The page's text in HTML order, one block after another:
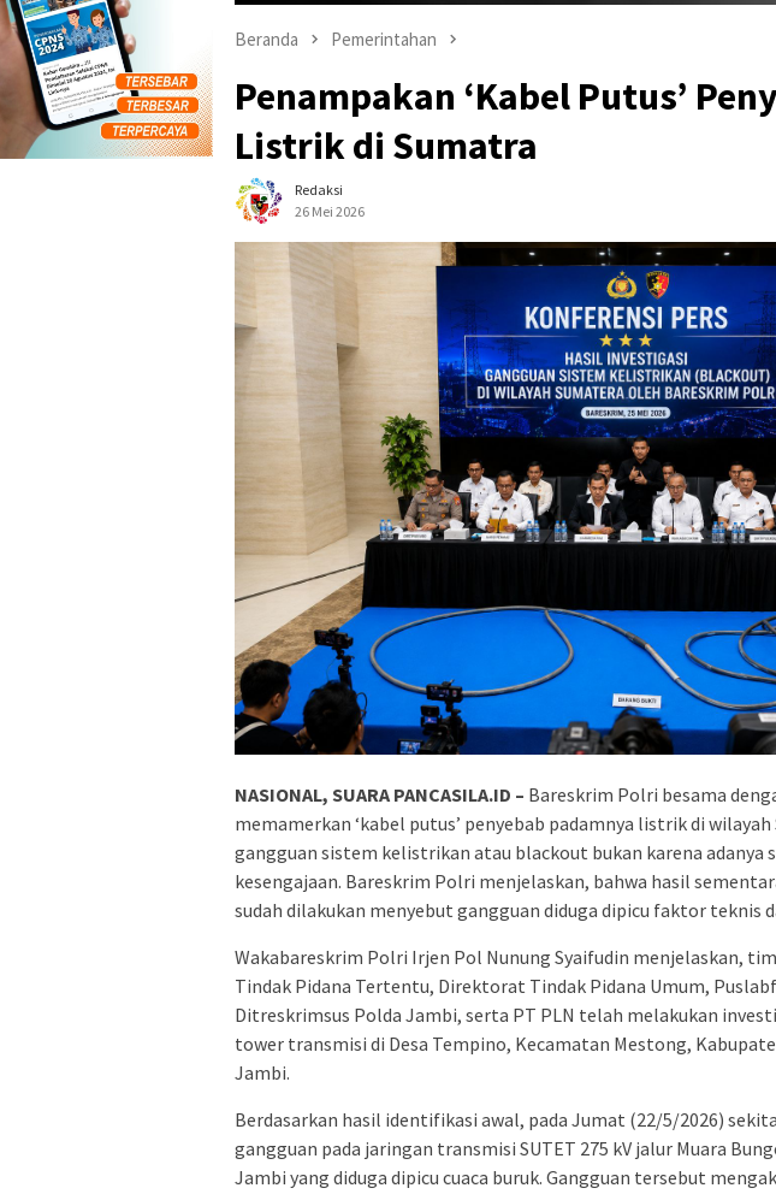
Beranda Pemerintahan
Penampakan ‘Kabel Putus’
Listrik di Sumatra
Redaksi
26 Mei 2026
NASIONAL, SUARA PANCASILA.ID – Bareskrim Polri besama
memamerkan ‘kabel putus’ penyebab padamnya listrik di
gangguan sistem kelistrikan atau blackout bukan karena adanya
kesengajaan. Bareskrim Polri menjelaskan, bahwa hasil
sudah dilakukan menyebut gangguan diduga dipicu faktor teknis
Wakabareskrim Polri Irjen Pol Nunung Syaifudin menjelaskan,
Tindak Pidana Tertentu, Direktorat Tindak Pidana Umum,
Ditreskrimsus Polda Jambi, serta PT PLN telah melakukan
tower transmisi di Desa Tempino, Kecamatan Mestong,
Jambi.
Berdasarkan hasil identifikasi awal, pada Jumat (22/5/2026)
gangguan pada jaringan transmisi SUTET 275 kV jalur Muara
Jambi yang diduga dipicu cuaca buruk. Gangguan tersebut